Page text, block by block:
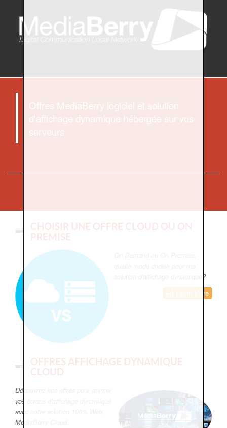
Offres MediaBerry logiciel et solution
d'affichage dynamique hébergée sur vos
serveurs
CHOISIR UNE OFFRE CLOUD OU ON
PREMISE
solution d'affichage dynamique?
Learn More
OFFRES AFFICHAGE DYNAMIQUE
CLOUD
Découvrez nos offres pour animer
vos écrans d'affichage dynamique
avec notre solution 100% Web,
MediaBerry Cloud.